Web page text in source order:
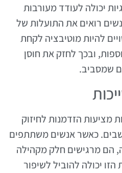
יכולה לעודד מעורבות
רואים את התועלות של
להיות מוטיבציה לקחת
ובכך לחזק את חוסן
שמסביב.
מציעות הזדמנות לחיזוק
כאשר אנשים משתתפים
הם מרגישים חלק מקהילה
יכולה להוביל לשיפור